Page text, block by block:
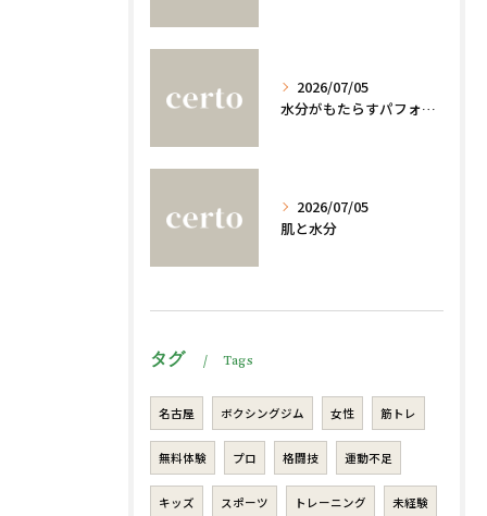
2026/07/05
水分がもたらすパフォーマンスへの影響
2026/07/05
肌と水分
タグ Tags
名古屋 ボクシングジム 女性 筋トレ
無料体験 プロ 格闘技 運動不足
キッズ スポーツ トレーニング 未経験